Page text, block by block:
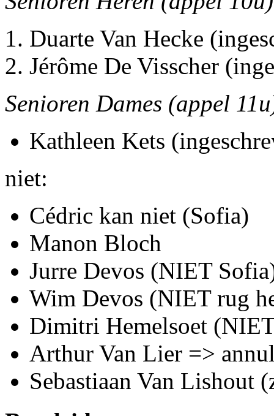
Duarte Van Hecke
Jérôme De Visscher
Senioren Dames (appel
Kathleen Kets
niet:
Cédric kan niet (Sofia)
Manon Bloch
Jurre Devos (NIET
Wim Devos (NIET rug
Dimitri Hemelsoet
Arthur Van Lier =>
Sebastiaan Van Lishout